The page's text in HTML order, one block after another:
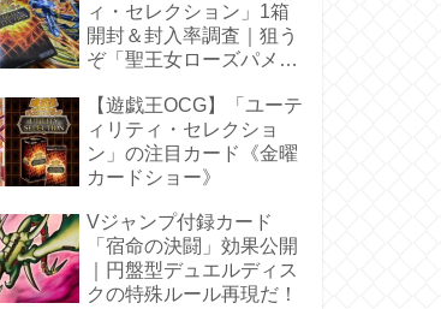
ィ・セレクション」1箱
開封＆封入率調査｜狙う
ぞ「聖王女ローズパメ
【遊戯王OCG】「ユーテ
ィリティ・セレクショ
ン」の注目カード《金曜
カードショー》
Vジャンプ付録カード
「宿命の決闘」効果公開
｜円盤型デュエルディス
クの特殊ルール再現だ！